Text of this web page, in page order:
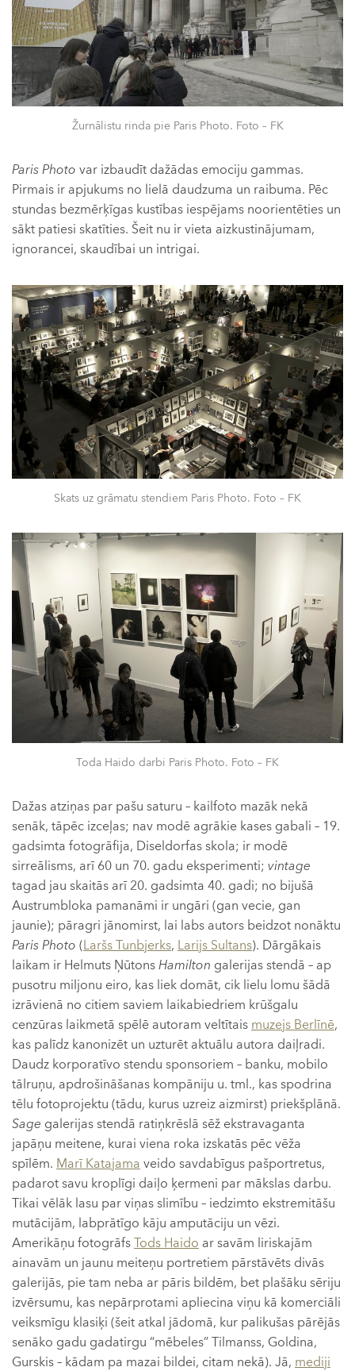
Žurnālistu rinda pie Paris Photo. Foto – FK
Paris Photo var izbaudīt dažādas emociju gammas.
Pirmais ir apjukums no lielā daudzuma un raibuma. Pēc
stundas bezmērķīgas kustības iespējams noorientēties un
sākt patiesi skatīties. Šeit nu ir vieta aizkustinājumam,
ignorancei, skaudībai un intrigai.
Skats uz grāmatu stendiem Paris Photo. Foto – FK
Toda Haido darbi Paris Photo. Foto – FK
Dažas atziņas par pašu saturu – kailfoto mazāk nekā
senāk, tāpēc izceļas; nav modē agrākie kases gabali – 19.
gadsimta fotogrāfija, Diseldorfas skola; ir modē
sirreālisms, arī 60 un 70. gadu eksperimenti; vintage
tagad jau skaitās arī 20. gadsimta 40. gadi; no bijušā
Austrumbloka pamanāmi ir ungāri (gan vecie, gan
jaunie); pāragri jānomirst, lai labs autors beidzot nonāktu
Paris Photo (Laršs Tunbjerks, Larijs Sultans). Dārgākais
laikam ir Helmuts ŅūtonsHamilton galerijas stendā – ap
pusotru miljonu eiro, kas liek domāt, cik lielu lomu šādā
izrāvienā no citiem saviem laikabiedriem krūšgalu
cenzūras laikmetā spēlē autoram veltītaismuzejs Berlīnē,
kas palīdz kanonizēt un uzturēt aktuālu autora daiļradi.
Daudz korporatīvo stendu sponsoriem – banku, mobilo
tālruņu, apdrošināšanas kompāniju u. tml., kas spodrina
tēlu fotoprojektu (tādu, kurus uzreiz aizmirst) priekšplānā.
Sage galerijas stendā ratiņkrēslā sēž ekstravaganta
japāņu meitene, kurai viena roka izskatās pēc vēža
spīlēm. Marī Katajamaveido savdabīgus pašportretus,
padarot savu kroplīgi daiļo ķermeni par mākslas darbu.
Tikai vēlāk lasu par viņas slimību – iedzimto ekstremitāšu
mutācijām, labprātīgo kāju amputāciju un vēzi.
Amerikāņu fotogrāfsTods Haido ar savām liriskajām
ainavām un jaunu meiteņu portretiem pārstāvēts divās
galerijās, pie tam neba ar pāris bildēm, bet plašāku sēriju
izvērsumu, kas nepārprotami apliecina viņu kā komerciāli
veiksmīgu klasiķi (šeit atkal jādomā, kur palikušas pārējās
senāko gadu gadatirgu “mēbeles” Tilmanss, Goldina,
Gurskis – kādam pa mazai bildei, citam nekā). Jā, mediji